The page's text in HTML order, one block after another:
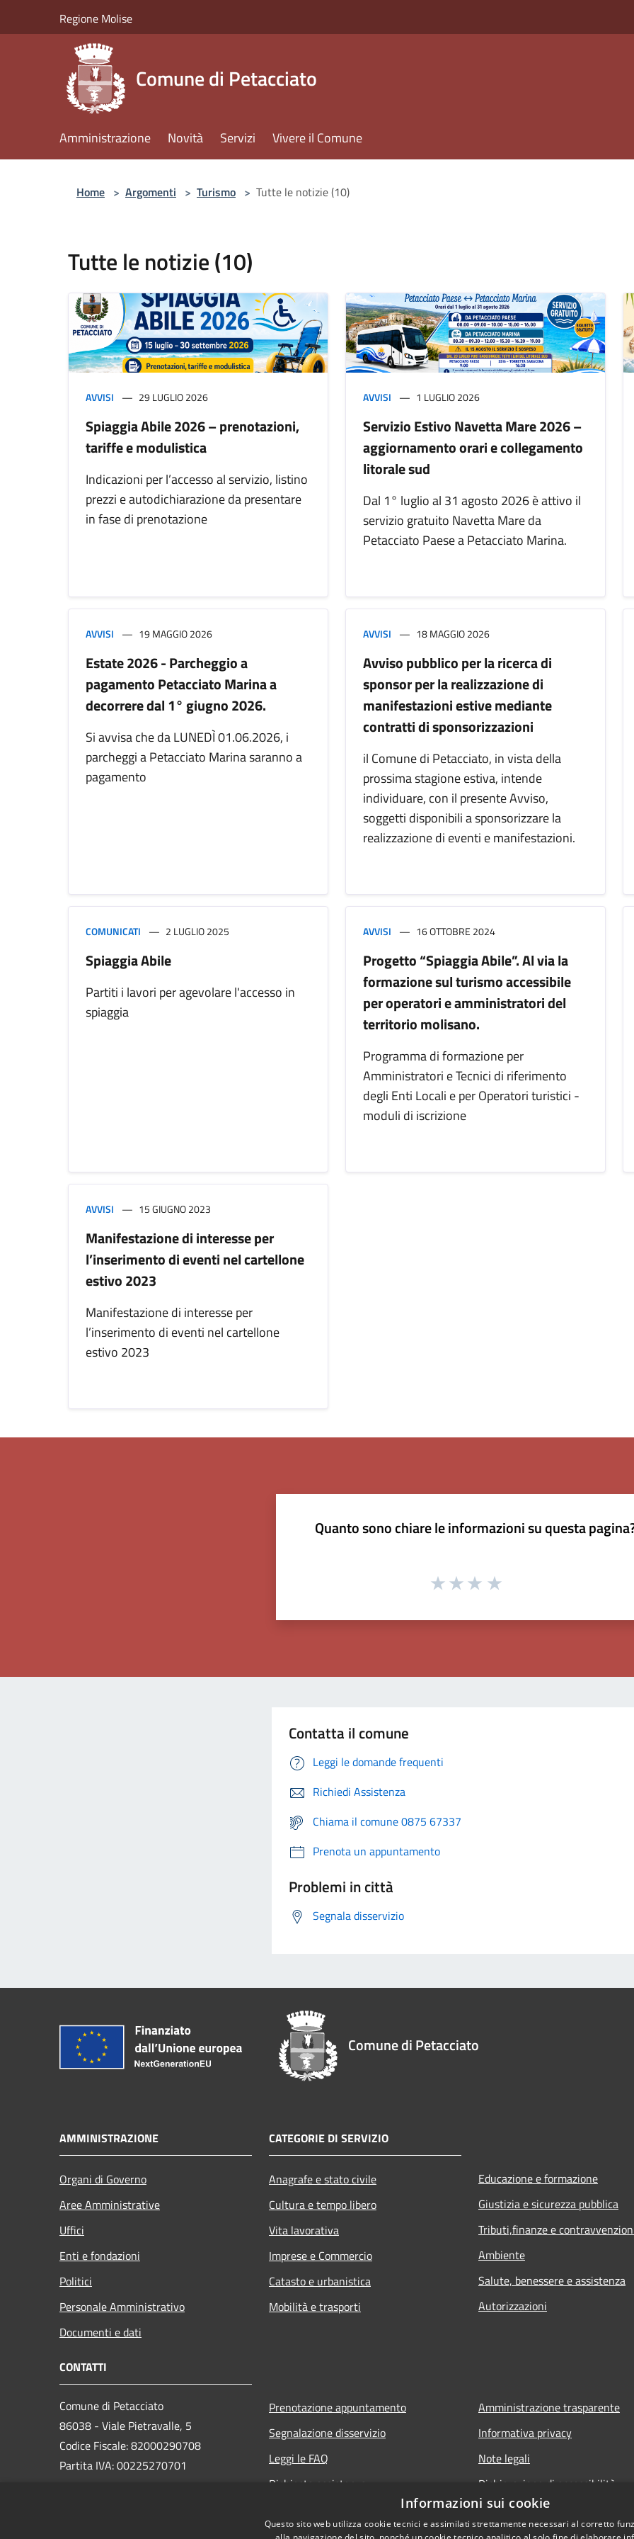
Regione Molise
Comune di Petacciato
Amministrazione Novità Servizi Vivere il Comune
Home > Argomenti > Turismo > Tutte le notizie (10)
Tutte le notizie (10)
AVVISI 29 LUGLIO 2026
Spiaggia Abile 2026 – prenotazioni,
tariffe e modulistica
Indicazioni per l’accesso al servizio, listino
prezzi e autodichiarazione da presentare
in fase di prenotazione
AVVISI 1 LUGLIO 2026
Servizio Estivo Navetta Mare 2026 –
aggiornamento orari e collegamento
litorale sud
Dal 1° luglio al 31 agosto 2026 è attivo il
servizio gratuito Navetta Mare da
Petacciato Paese a Petacciato Marina.
AVVISI 19 MAGGIO 2026
Estate 2026 - Parcheggio a
pagamento Petacciato Marina a
decorrere dal 1° giugno 2026.
Si avvisa che da LUNEDÌ 01.06.2026, i
parcheggi a Petacciato Marina saranno a
pagamento
AVVISI 18 MAGGIO 2026
Avviso pubblico per la ricerca di
sponsor per la realizzazione di
manifestazioni estive mediante
contratti di sponsorizzazioni
il Comune di Petacciato, in vista della
prossima stagione estiva, intende
individuare, con il presente Avviso,
soggetti disponibili a sponsorizzare la
realizzazione di eventi e manifestazioni.
COMUNICATI 2 LUGLIO 2025
Spiaggia Abile
Partiti i lavori per agevolare l'accesso in
spiaggia
AVVISI 16 OTTOBRE 2024
Progetto “Spiaggia Abile”. Al via la
formazione sul turismo accessibile
per operatori e amministratori del
territorio molisano.
Programma di formazione per
Amministratori e Tecnici di riferimento
degli Enti Locali e per Operatori turistici -
moduli di iscrizione
AVVISI 15 GIUGNO 2023
Manifestazione di interesse per
l’inserimento di eventi nel cartellone
estivo 2023
Manifestazione di interesse per
l’inserimento di eventi nel cartellone
estivo 2023
Quanto sono chiare le informazioni su questa
Contatta il comune
Leggi le domande frequenti
Richiedi Assistenza
Chiama il comune 0875 67337
Prenota un appuntamento
Problemi in città
Segnala disservizio
Comune di Petacciato
AMMINISTRAZIONE
Organi di Governo
Aree Amministrative
Uffici
Enti e fondazioni
Politici
Personale Amministrativo
Documenti e dati
CATEGORIE DI SERVIZIO
Anagrafe e stato civile
Cultura e tempo libero
Vita lavorativa
Imprese e Commercio
Catasto e urbanistica
Mobilità e trasporti
Educazione e formazione
Giustizia e sicurezza pubblica
Tributi,finanze e
Ambiente
Salute, benessere e assistenza
Autorizzazioni
CONTATTI
Comune di Petacciato
86038 - Viale Pietravalle, 5
Codice Fiscale: 82000290708
Partita IVA: 00225270701
Prenotazione appuntamento
Segnalazione disservizio
Leggi le FAQ
Richiesta assistenza
Amministrazione trasparente
Informativa privacy
Note legali
Dichiarazione di accessibilità
Informazioni sui cookie
Questo sito web utilizza cookie tecnici e assimilati strettamente necessari al corretto